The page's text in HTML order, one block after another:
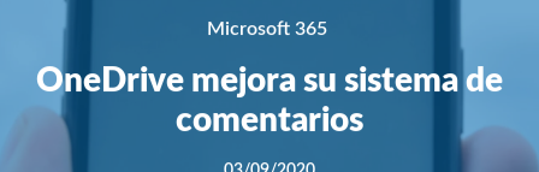
Microsoft 365
OneDrive mejora su sistema de
comentarios